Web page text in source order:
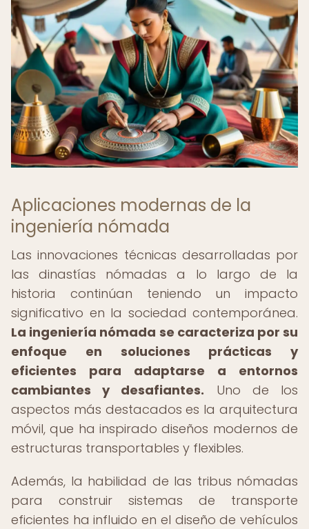
Aplicaciones modernas de la
ingeniería nómada
Las innovaciones técnicas desarrolladas por
las dinastías nómadas a lo largo de la
historia continúan teniendo un impacto
significativo en la sociedad contemporánea.
La ingeniería nómada se caracteriza por su
enfoque en soluciones prácticas y
eficientes para adaptarse a entornos
cambiantes y desafiantes. Uno de los
aspectos más destacados es la arquitectura
móvil, que ha inspirado diseños modernos de
estructuras transportables y flexibles.
Además, la habilidad de las tribus nómadas
para construir sistemas de transporte
eficientes ha influido en el diseño de vehículos